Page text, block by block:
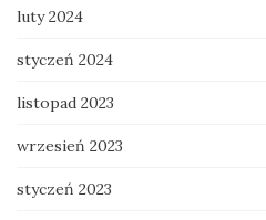
luty 2024
styczeń 2024
listopad 2023
wrzesień 2023
styczeń 2023